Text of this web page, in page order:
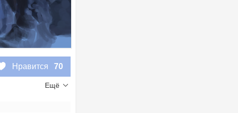
Нравится 70
Ещё